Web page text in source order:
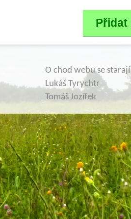
O chod webu se starají
Lukáš Tyrychtr
Tomáš Jozífek